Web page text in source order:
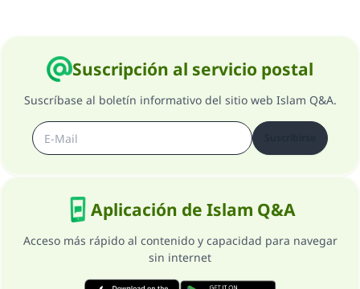
Suscripción al servicio postal
Suscríbase al boletín informativo del sitio web Islam Q&A.
Aplicación de Islam Q&A
Acceso más rápido al contenido y capacidad para navegar
sin internet